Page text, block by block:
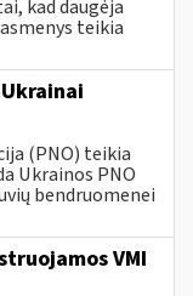
kad daugėja
teikia
(PNO) teikia
Ukrainos PNO
bendruomenei
VMI